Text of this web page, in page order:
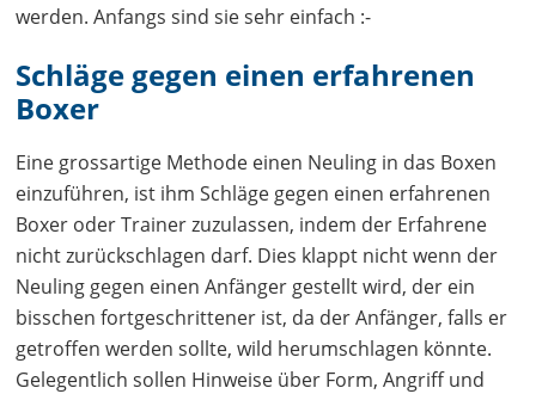
werden. Anfangs sind sie sehr einfach :-
Schläge gegen einen erfahrenen
Boxer
Eine grossartige Methode einen Neuling in das Boxen
einzuführen, ist ihm Schläge gegen einen erfahrenen
Boxer oder Trainer zuzulassen, indem der Erfahrene
nicht zurückschlagen darf. Dies klappt nicht wenn der
Neuling gegen einen Anfänger gestellt wird, der ein
bisschen fortgeschrittener ist, da der Anfänger, falls er
getroffen werden sollte, wild herumschlagen könnte.
Gelegentlich sollen Hinweise über Form, Angriff und